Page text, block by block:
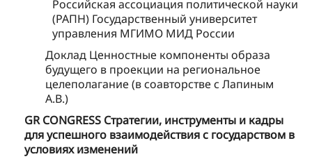
Российская ассоциация политической науки
(РАПН) Государственный университет
управления МГИМО МИД России
Доклад Ценностные компоненты образа
будущего в проекции на региональное
целеполагание (в соавторстве с Лапиным
А.В.)
GR CONGRESS Стратегии, инструменты и кадры
для успешного взаимодействия с государством в
условиях изменений